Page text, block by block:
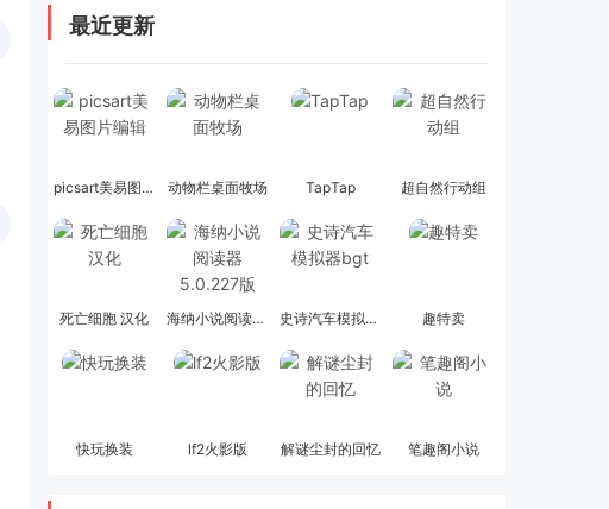
最近更新
picsart美易图片编辑 动物栏桌面牧场 TapTap 超自然行动组
死亡细胞 汉化 海纳小说阅读器 5.0.227版 史诗汽车模拟器bgt 趣特卖
快玩换装 lf2火影版 解谜尘封的回忆 笔趣阁小说